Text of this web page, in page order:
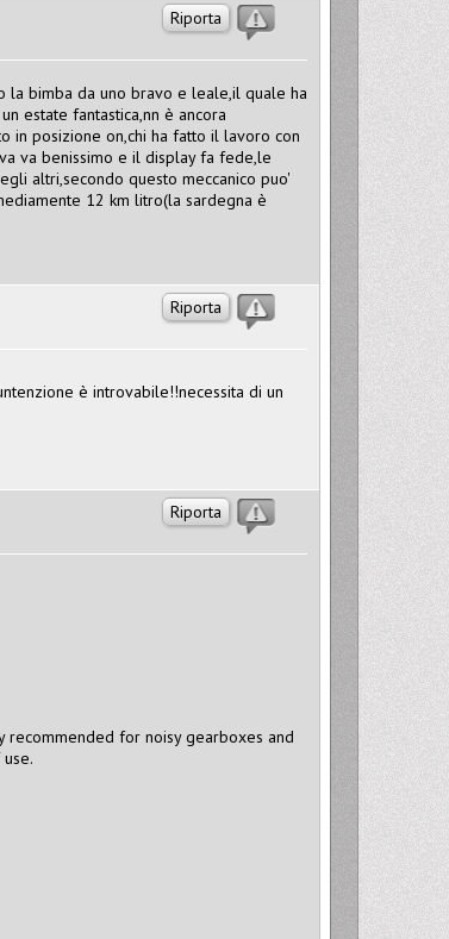
Riporta
la bimba da uno bravo e leale,il quale ha
estate fantastica,nn è ancora
in posizione on,chi ha fatto il lavoro con
va benissimo e il display fa fede,le
altri,secondo questo meccanico puo'
12 km litro(la sardegna è
Riporta
è introvabile!!necessita di un
Riporta
recommended for noisy gearboxes and